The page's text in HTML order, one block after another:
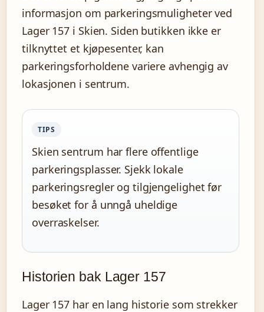
informasjon om parkeringsmuligheter ved
Lager 157 i Skien. Siden butikken ikke er
tilknyttet et kjøpesenter, kan
parkeringsforholdene variere avhengig av
lokasjonen i sentrum.
TIPS
Skien sentrum har flere offentlige
parkeringsplasser. Sjekk lokale
parkeringsregler og tilgjengelighet før
besøket for å unngå uheldige
overraskelser.
Historien bak Lager 157
Lager 157 har en lang historie som strekker